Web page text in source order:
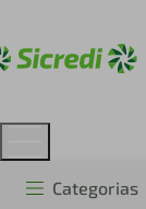
Categorias